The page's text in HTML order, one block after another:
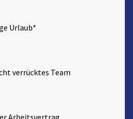
Urlaub*
verrücktes Team
Arbeitsvertrag